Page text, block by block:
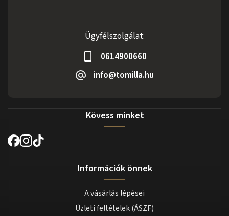
Ügyfélszolgálat:
0614900660
info@tomilla.hu
Kövess minket
Információk önnek
A vásárlás lépései
Üzleti feltételek (ÁSZF)